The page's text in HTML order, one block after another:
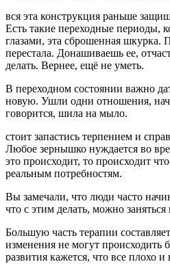
вся эта конструкция раньше
Есть такие переходные периоды,
глазами, эта сброшенная
перестала. Донашиваешь ее,
делать. Вернее, ещё не уметь.
В переходном состоянии важно
новую. Ушли одни отношения,
говорится, шила на мыло.
стоит запастись терпением и
Любое зернышко нуждается во
это происходит, то происходит
реальным потребностям.
Вы замечали, что люди часто
что с этим делать, можно
Большую часть терапии
изменения не могут происходить
развития кажется, что все плохо и